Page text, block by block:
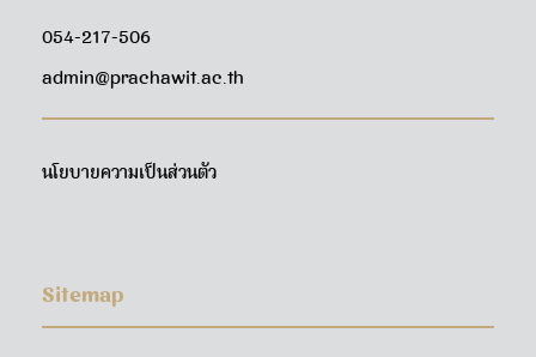
054-217-506
admin@prachawit.ac.th
นโยบายความเป็นส่วนตัว
Sitemap